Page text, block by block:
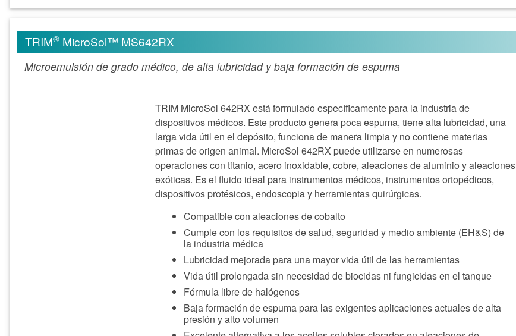
TRIM® MicroSol™ MS642RX
Microemulsión de grado médico, de alta lubricidad y baja formación de espuma
TRIM MicroSol 642RX está formulado específicamente para la industria de
dispositivos médicos. Este producto genera poca espuma, tiene alta lubricidad, una
larga vida útil en el depósito, funciona de manera limpia y no contiene materias
primas de origen animal. MicroSol 642RX puede utilizarse en numerosas
operaciones con titanio, acero inoxidable, cobre, aleaciones de aluminio y aleaciones
exóticas. Es el fluido ideal para instrumentos médicos, instrumentos ortopédicos,
dispositivos protésicos, endoscopia y herramientas quirúrgicas.
Compatible con aleaciones de cobalto
Cumple con los requisitos de salud, seguridad y medio ambiente (EH&S) de
la industria médica
Lubricidad mejorada para una mayor vida útil de las herramientas
Vida útil prolongada sin necesidad de biocidas ni fungicidas en el tanque
Fórmula libre de halógenos
Baja formación de espuma para las exigentes aplicaciones actuales de alta
presión y alto volumen